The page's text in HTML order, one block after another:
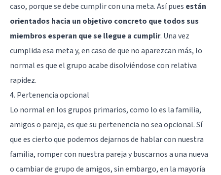
caso, porque se debe cumplir con una meta. Así pues están
orientados hacia un objetivo concreto que todos sus
miembros esperan que se llegue a cumplir. Una vez
cumplida esa meta y, en caso de que no aparezcan más, lo
normal es que el grupo acabe disolviéndose con relativa
rapidez.
4. Pertenencia opcional
Lo normal en los grupos primarios, como lo es la familia,
amigos o pareja, es que su pertenencia no sea opcional. Sí
que es cierto que podemos dejarnos de hablar con nuestra
familia, romper con nuestra pareja y buscarnos a una nueva
o cambiar de grupo de amigos, sin embargo, en la mayoría